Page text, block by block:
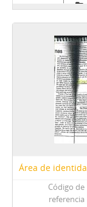
Área de
Código de
referencia